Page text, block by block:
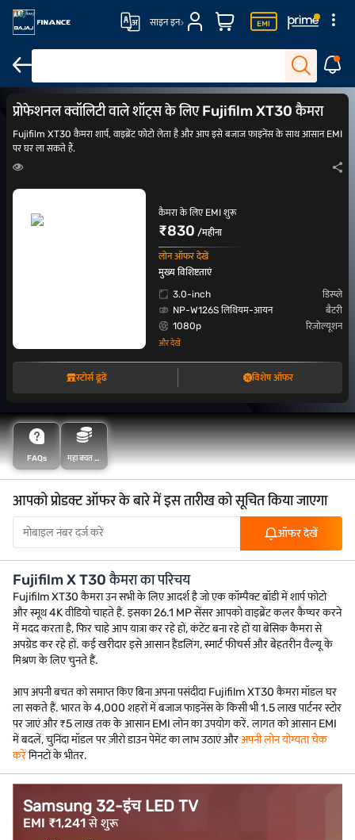
साइन इन
DSLR कैमरा ऐक्शन कैमरा Canon कैमरा Nikon कैमरा
प्रोफेशनल क्वॉलिटी वाले शॉट्स के लिए Fujifilm XT30 कैमरा
Fujifilm XT30 कैमरा शार्प, वाइब्रेंट फोटो लेता है और आप इसे बजाज फाइनेंस के साथ आसान EMI
पर घर ला सकते हैं.
कैमरा के लिए EMI शुरू
₹830 /महीना
लोन ऑफर देखें
मुख्य विशिष्टताएं
3.0-inch
डिस्प्ले
NP-W126S लिथियम-आयन
बैटरी
1080p
रिज़ोल्यूशन
और देखें
स्टोर्स ढूंढें विशेष ऑफर
FAQs
महा बचत के
साथ अधिक
आपको प्रोडक्ट ऑफर के बारे में इस तारीख को सूचित किया जाएगा
ऑफर देखें
Fujifilm X T30 कैमरा का परिचय
Fujifilm XT30 कैमरा उन सभी के लिए आदर्श है जो एक कॉम्पैक्ट बॉडी में शार्प फोटो
और स्मूथ 4K वीडियो चाहते हैं. इसका 26.1 MP सेंसर आपको वाइब्रेंट कलर कैप्चर करने
में मदद करता है, फिर चाहे आप यात्रा कर रहे हों, कंटेंट बना रहे हों या बेसिक कैमरा से
अपग्रेड कर रहे हों. कई खरीदार इसे आसान हैंडलिंग, स्मार्ट फीचर्स और बेहतरीन वैल्यू के
मिश्रण के लिए चुनते हैं.
आप अपनी बचत को समाप्त किए बिना अपना पसंदीदा Fujifilm XT30 कैमरा मॉडल घर
ला सकते हैं. भारत के 4,000 शहरों में बजाज फाइनेंस के किसी भी 1.5 लाख पार्टनर स्टोर
पर जाएं और ₹5 लाख तक के आसान EMI लोन का उपयोग करें. लागत को आसान EMI
में बदलें, चुनिंदा मॉडल पर ज़ीरो डाउन पेमेंट का लाभ उठाएं औरअपनी लोन योग्यता चेक
करेंमिनटों के भीतर.
Samsung 32-इंच LED TV
EMI ₹1,241 से शुरू